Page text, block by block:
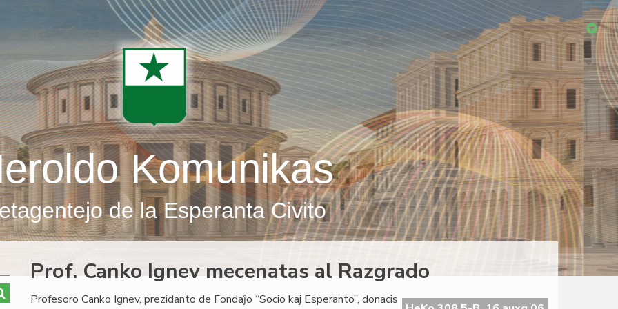
Komunikas
de la Esperanta Civito
Prof. Canko Ignev mecenatas al Razgrado
Profesoro Canko Ignev, prezidanto de Fondaĵo “Socio kaj Esperanto”, donacis